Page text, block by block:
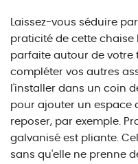
Laissez-vous séduire
praticité de cette chaise
parfaite autour de votre
compléter vos autres
l'installer dans un coin
pour ajouter un espace
reposer, par exemple.
galvanisé est pliante.
sans qu'elle ne prenne